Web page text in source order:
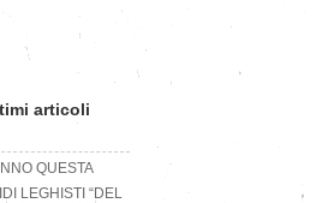
articoli
QUESTA
LEGHISTI “DEL